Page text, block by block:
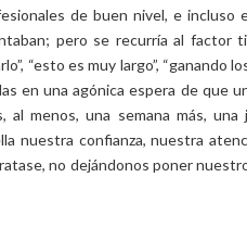
de buen nivel, e
pero se recurría al factor
“esto es muy largo”,
en una agónica espera de que
al menos, una semana más,
nuestra confianza, nuestra
no dejándonos poner